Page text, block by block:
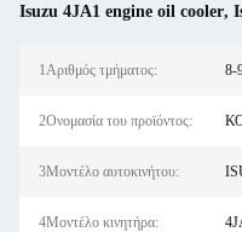
Isuzu 4JA1 engine oil cooler,
1Αριθμός τμήματος: 8-
2Ονομασία του προϊόντος:
3Μοντέλο αυτοκινήτου:
4Μοντέλο κινητήρα: